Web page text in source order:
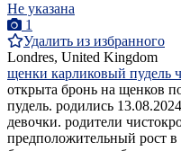
Не указана
1
Удалить из избранного
Londres, United Kingdom
щенки карликовый пудель
открыта бронь на щенков
пудель. родились
девочки. родители
предположительный рост